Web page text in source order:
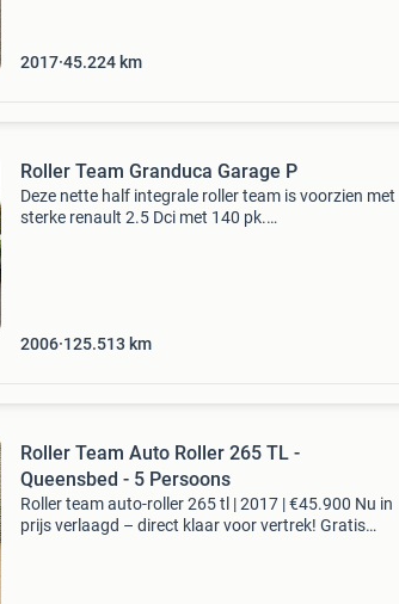
2017 45.224 km
Roller Team Granduca Garage P
Deze nette half integrale roller team is voorzien met
sterke renault 2.5 Dci met 140 pk.
2006 125.513 km
Roller Team Auto Roller 265 TL -
Queensbed - 5 Persoons
Roller team auto-roller 265 tl | 2017 | €45.900 Nu in
prijs verlaagd – direct klaar voor vertrek! Gratis